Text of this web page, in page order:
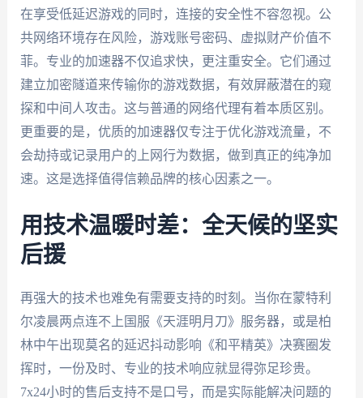
在享受低延迟游戏的同时，连接的安全性不容忽视。公
共网络环境存在风险，游戏账号密码、虚拟财产价值不
菲。专业的加速器不仅追求快，更注重安全。它们通过
建立加密隧道来传输你的游戏数据，有效屏蔽潜在的窥
探和中间人攻击。这与普通的网络代理有着本质区别。
更重要的是，优质的加速器仅专注于优化游戏流量，不
会劫持或记录用户的上网行为数据，做到真正的纯净加
速。这是选择值得信赖品牌的核心因素之一。
用技术温暖时差：全天候的坚实
后援
再强大的技术也难免有需要支持的时刻。当你在蒙特利
尔凌晨两点连不上国服《天涯明月刀》服务器，或是柏
林中午出现莫名的延迟抖动影响《和平精英》决赛圈发
挥时，一份及时、专业的技术响应就显得弥足珍贵。
7x24小时的售后支持不是口号，而是实际能解决问题的